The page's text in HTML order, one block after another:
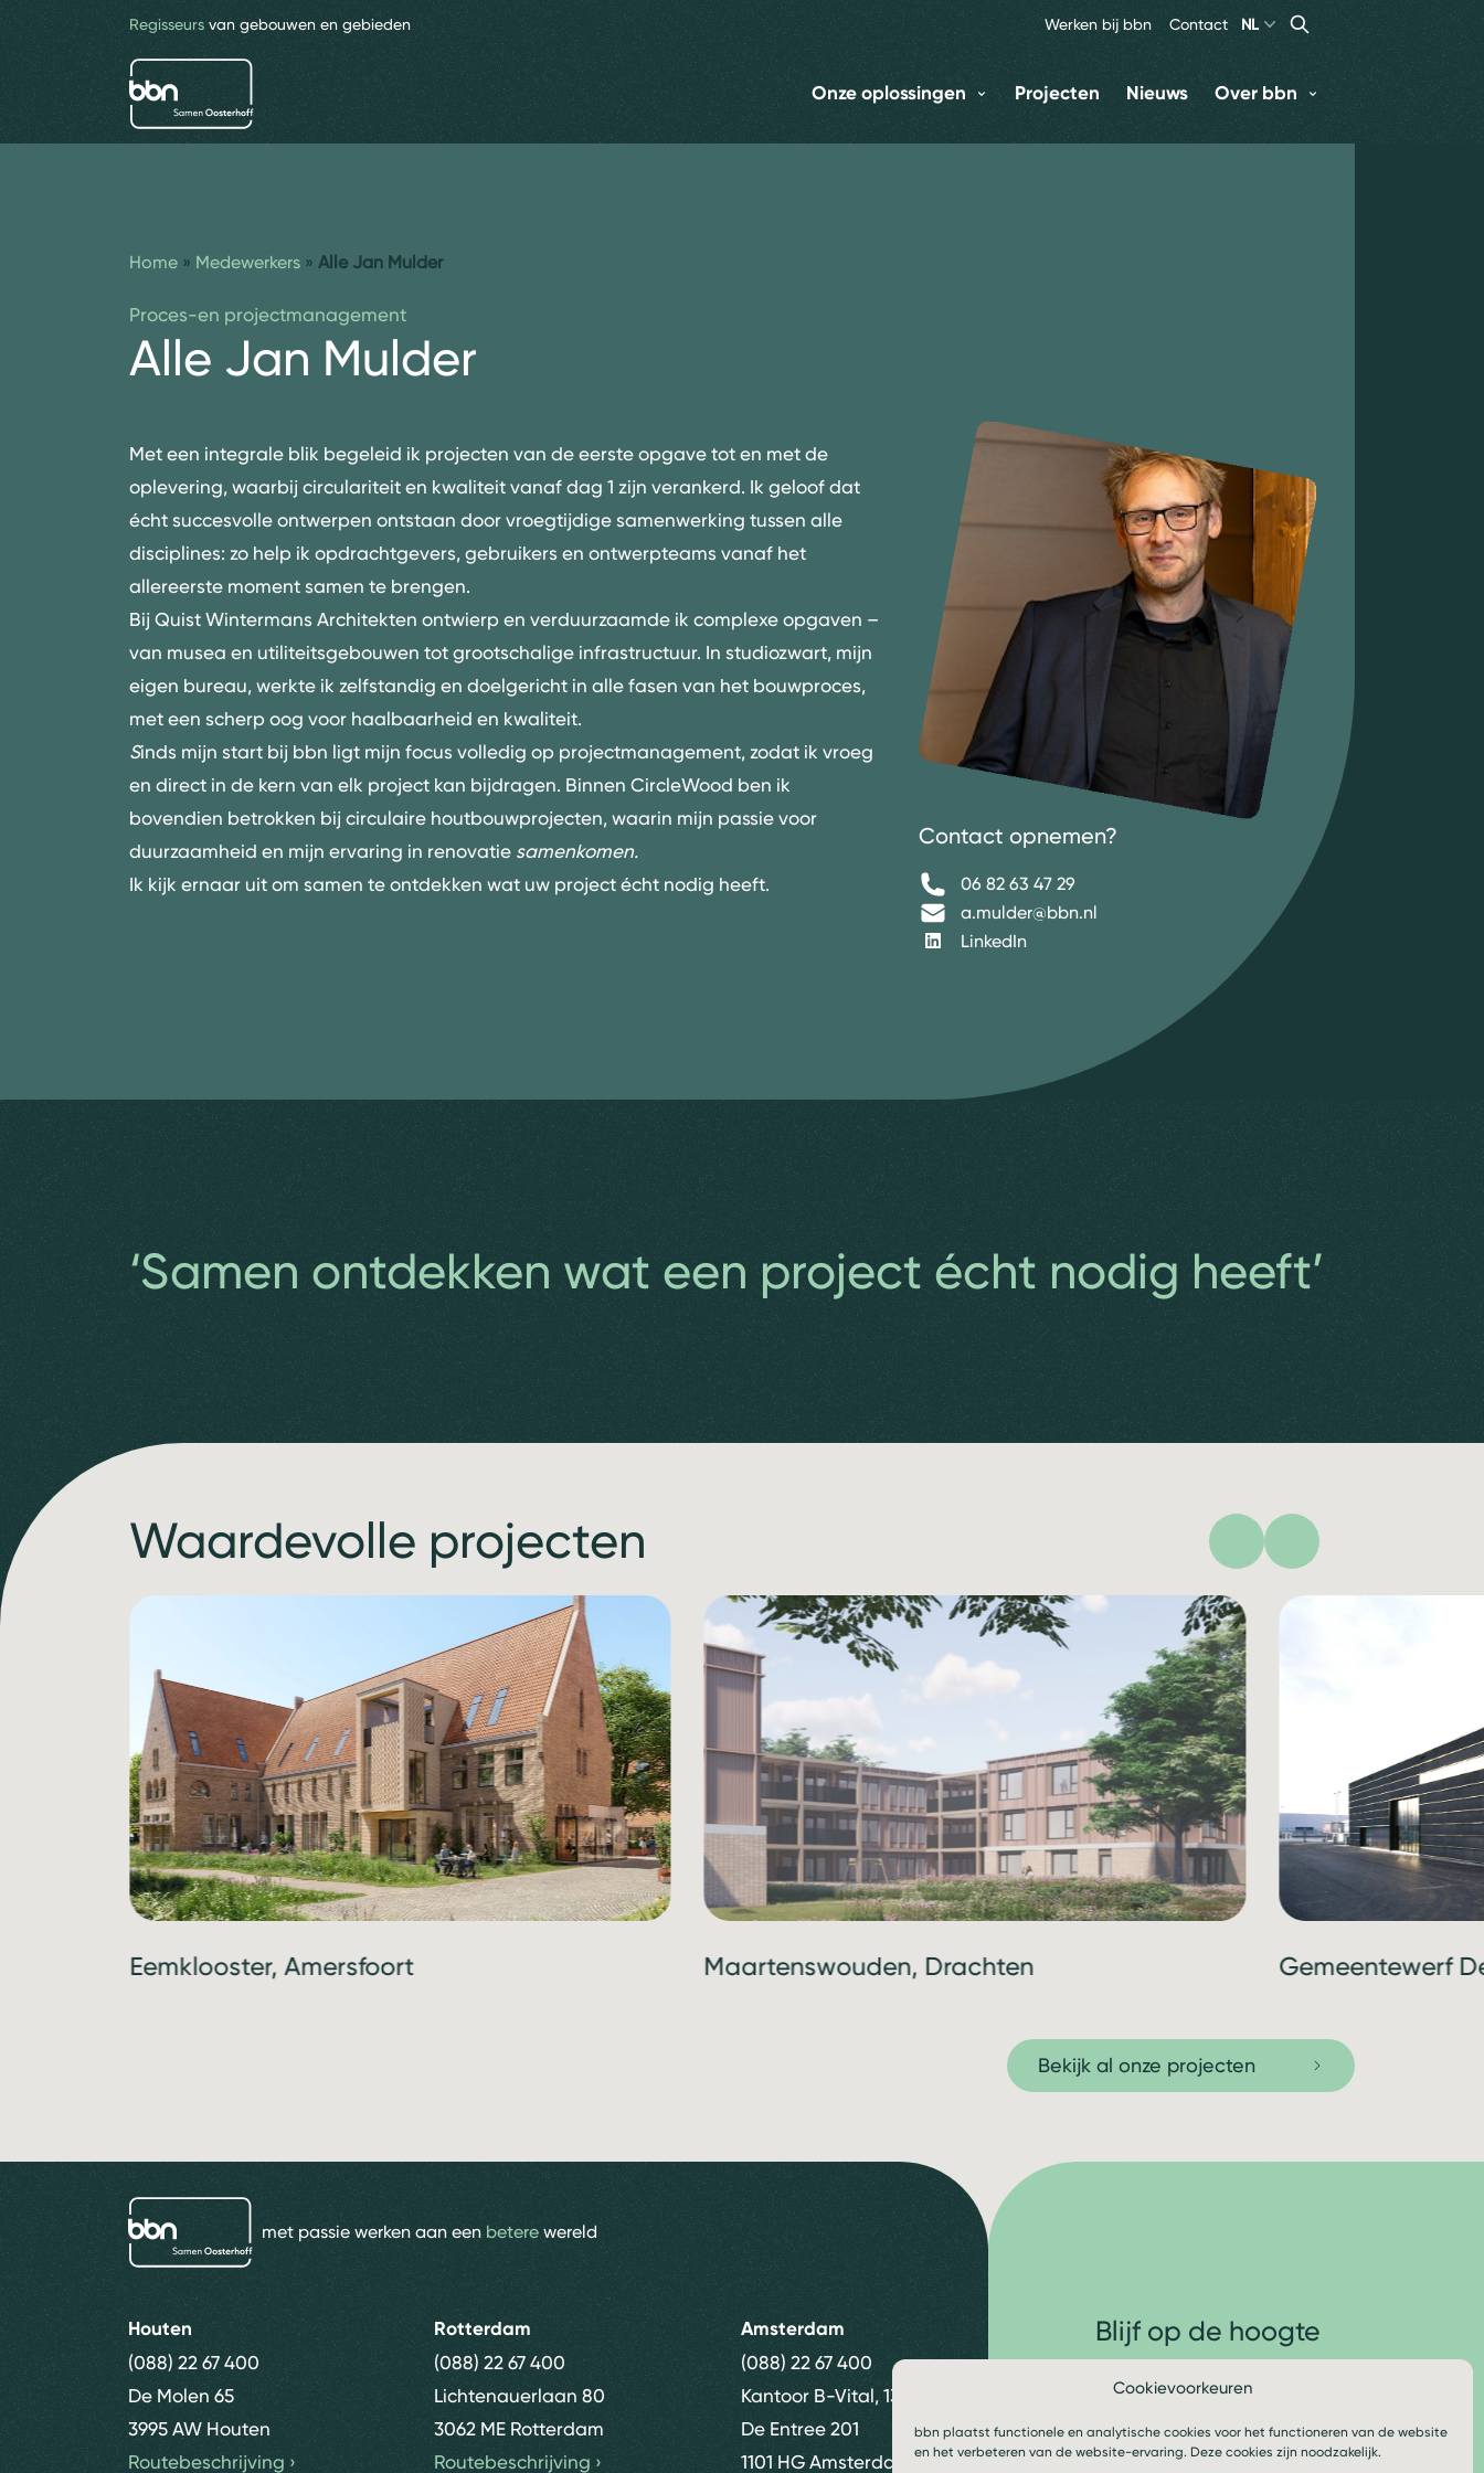
Cookievoorkeuren
bbn plaatst functionele en analytische cookies voor het functioneren van de website
en het verbeteren van de website-ervaring. Deze cookies zijn noodzakelijk.
Regisseurs van gebouwen en gebieden Werken bij bbn Contact NL Search
Zoeken
bbn adviseurs
Onze oplossingen Projecten Nieuws Over bbn
Home » Medewerkers » Alle Jan Mulder
Proces-en projectmanagement
Alle Jan Mulder
Met een integrale blik begeleid ik projecten van de eerste opgave tot en met de
oplevering, waarbij circulariteit en kwaliteit vanaf dag 1 zijn verankerd. Ik geloof dat
écht succesvolle ontwerpen ontstaan door vroegtijdige samenwerking tussen alle
disciplines: zo help ik opdrachtgevers, gebruikers en ontwerpteams vanaf het
allereerste moment samen te brengen.
Bij Quist Wintermans Architekten ontwierp en verduurzaamde ik complexe opgaven –
van musea en utiliteitsgebouwen tot grootschalige infrastructuur. In studiozwart, mijn
eigen bureau, werkte ik zelfstandig en doelgericht in alle fasen van het bouwproces,
met een scherp oog voor haalbaarheid en kwaliteit.
Sinds mijn start bij bbn ligt mijn focus volledig op projectmanagement, zodat ik vroeg
en direct in de kern van elk project kan bijdragen. Binnen CircleWood ben ik
bovendien betrokken bij circulaire houtbouw­projecten, waarin mijn passie voor
duurzaamheid en mijn ervaring in renovatie samenkomen.
Ik kijk ernaar uit om samen te ontdekken wat uw project écht nodig heeft.
Contact opnemen?
06 82 63 47 29
a.mulder@bbn.nl
LinkedIn
‘Samen ontdekken wat een project écht nodig heeft’
Waardevolle projecten
Eemklooster, Amersfoort Maartenswouden, Drachten Gemeentewerf
Bekijk al onze projecten
bbn adviseurs
met passie werken aan een betere wereld
Houten
(088) 22 67 400
De Molen 65
3995 AW Houten
Routebeschrijving ›
Rotterdam
(088) 22 67 400
Lichtenauerlaan 80
3062 ME Rotterdam
Routebeschrijving ›
Amsterdam
(088) 22 67 400
Kantoor B-Vital, 13e etage
De Entree 201
1101 HG Amsterdam
Blijf op de hoogte
Volg ons